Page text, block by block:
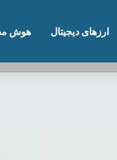
ارزهای دیجیتال هوش